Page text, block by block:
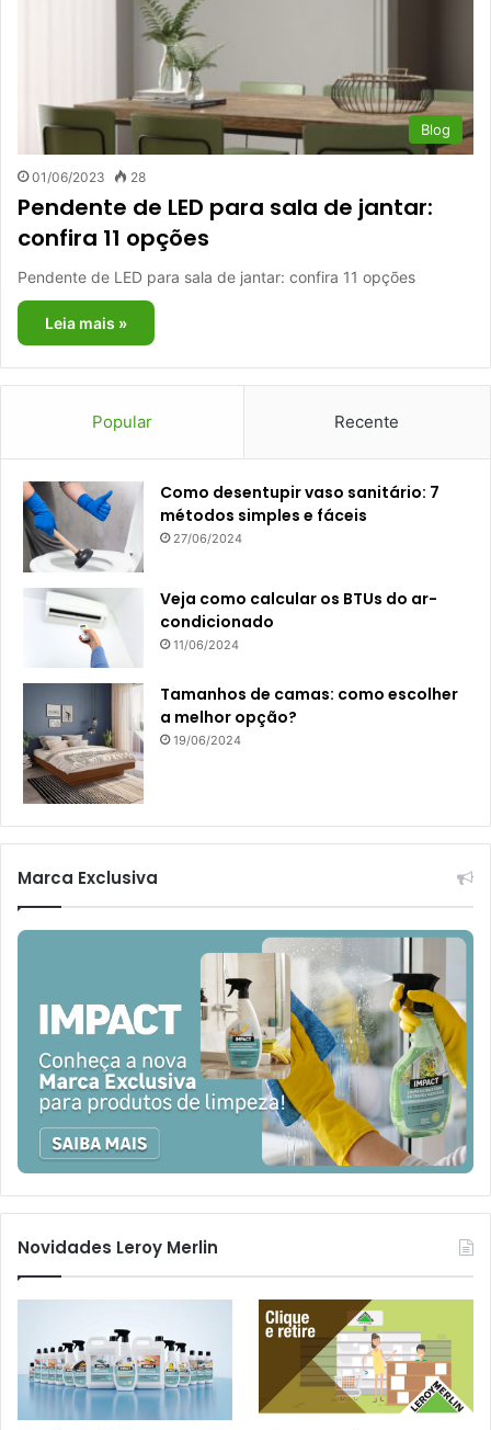
Blog
01/06/2023 28
Pendente de LED para sala de jantar:
confira 11 opções
Pendente de LED para sala de jantar: confira 11 opções
Leia mais »
Popular Recente
Como desentupir vaso sanitário: 7
métodos simples e fáceis
27/06/2024
Veja como calcular os BTUs do ar-
condicionado
11/06/2024
Tamanhos de camas: como escolher
a melhor opção?
19/06/2024
Marca Exclusiva
Novidades Leroy Merlin